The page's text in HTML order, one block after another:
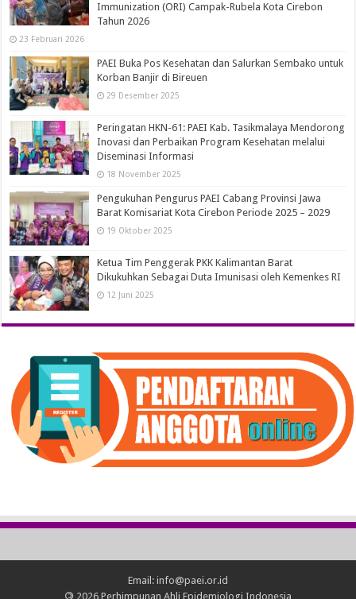
Immunization (ORI) Campak-Rubela Kota Cirebon
Tahun 2026
23 Februari 2026
PAEI Buka Pos Kesehatan dan Salurkan Sembako untuk
Korban Banjir di Bireuen
29 Desember 2025
Peringatan HKN-61: PAEI Kab. Tasikmalaya Mendorong
Inovasi dan Perbaikan Program Kesehatan melalui
Diseminasi Informasi
18 November 2025
Pengukuhan Pengurus PAEI Cabang Provinsi Jawa
Barat Komisariat Kota Cirebon Periode 2025 – 2029
19 Oktober 2025
Ketua Tim Penggerak PKK Kalimantan Barat
Dikukuhkan Sebagai Duta Imunisasi oleh Kemenkes RI
12 Juni 2025
Email: info@paei.or.id
© 2026 Perhimpunan Ahli Epidemiologi Indonesia